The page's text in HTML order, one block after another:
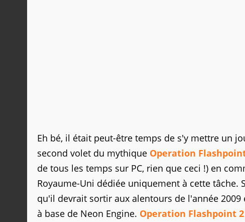
Eh bé, il était peut-être temps de s'y mettre un
second volet du mythique Operation
de tous les temps sur PC, rien que ceci !) en
Royaume-Uni dédiée uniquement à cette
qu'il devrait sortir aux alentours de l'année
à base de Neon Engine. Operation Flashpoint 2